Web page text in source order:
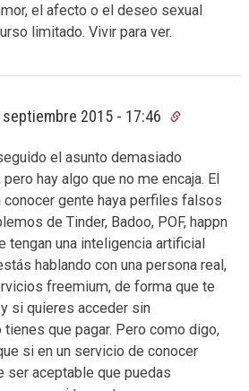
el afecto o el deseo sexual
limitado. Vivir para ver.
septiembre 2015 - 17:46
el asunto demasiado
hay algo que no me encaja. El
conocer gente haya perfiles falsos
de Tinder, Badoo, POF, happn
tengan una inteligencia artificial
hablando con una persona real,
freemium, de forma que te
si quieres acceder sin
que pagar. Pero como digo,
si en un servicio de conocer
ser aceptable que puedas